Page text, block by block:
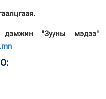
дэмжин "Зууны мэдээ"